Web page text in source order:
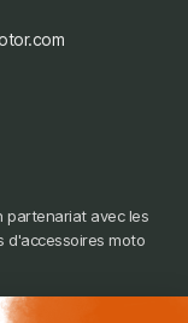
partenariat avec les
d'accessoires moto